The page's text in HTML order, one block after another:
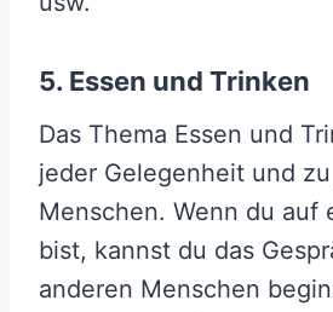
5. Essen und Trinken
Das Thema Essen und
jeder Gelegenheit und
Menschen. Wenn du auf
bist, kannst du das
anderen Menschen